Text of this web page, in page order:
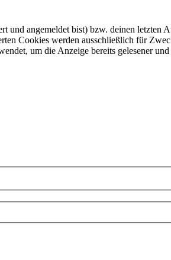
angemeldet bist) bzw. deinen
Cookies werden ausschließlich für
um die Anzeige bereits gelesener